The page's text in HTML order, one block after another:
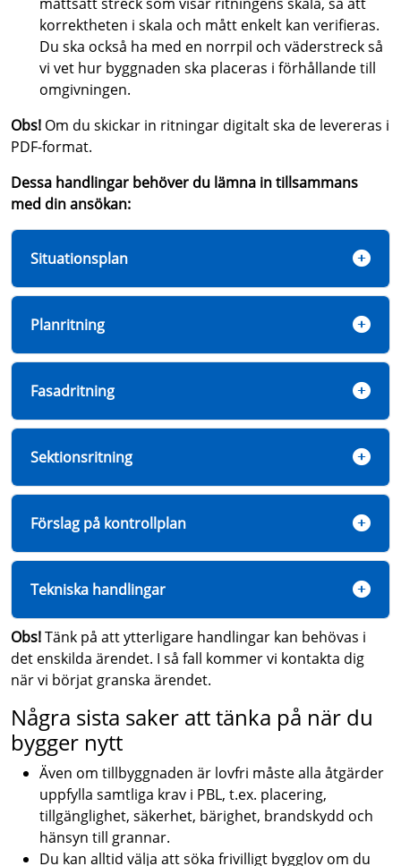
korrektheten i skala och mått enkelt kan verifieras.
Du ska också ha med en norrpil och väderstreck så
vi vet hur byggnaden ska placeras i förhållande till
omgivningen.
Obs! Om du skickar in ritningar digitalt ska de levereras i
PDF-format.
Dessa handlingar behöver du lämna in tillsammans
med din ansökan:
Situationsplan
Planritning
Fasadritning
Sektionsritning
Förslag på kontrollplan
Tekniska handlingar
Obs!Tänk på att ytterligare handlingar kan behövas i
det enskilda ärendet. I så fall kommer vi kontakta dig
när vi börjat granska ärendet.
Några sista saker att tänka på när du
bygger nytt
Även om tillbyggnaden är lovfri måste alla åtgärder
uppfylla samtliga krav i PBL, t.ex. placering,
tillgänglighet, säkerhet, bärighet, brandskydd och
hänsyn till grannar.
Du kan alltid välja att söka frivilligt bygglov om du